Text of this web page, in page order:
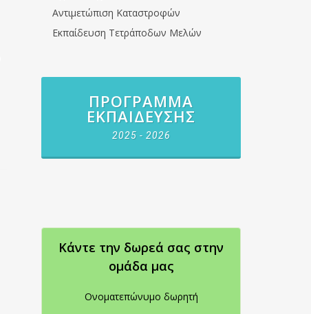
Αντιμετώπιση Καταστροφών
Εκπαίδευση Τετράποδων Μελών
ΠΡΌΓΡΑΜΜΑ
ΕΚΠΑΊΔΕΥΣΗΣ
2025 - 2026
Κάντε την δωρεά σας στην
oμάδα μας
Ονοματεπώνυμο δωρητή